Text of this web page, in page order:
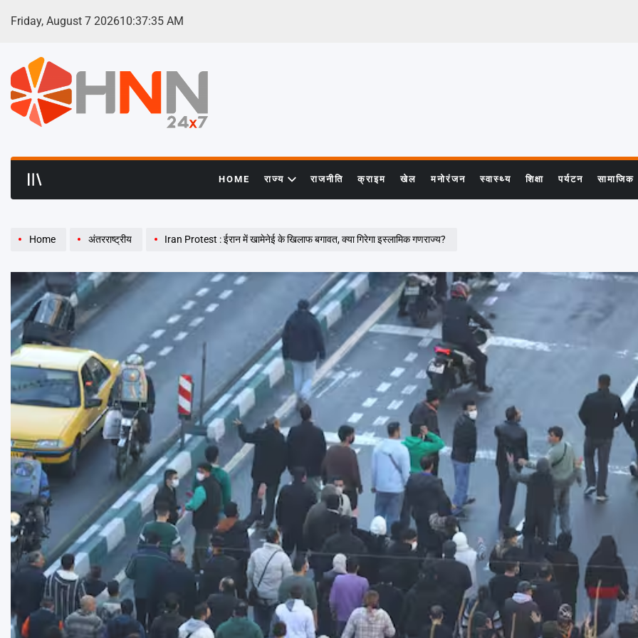
Friday, August 7 202610:37:37 AM
HOME राज्य राजनीति क्राइम खेल मनोरंजन स्वास्थ्य शिक्षा पर्यटन सामाजिक
Home अंतरराष्ट्रीय Iran Protest : ईरान में खामेनेई के खिलाफ बगावत, क्या गिरेगा इस्लामिक गणराज्य?